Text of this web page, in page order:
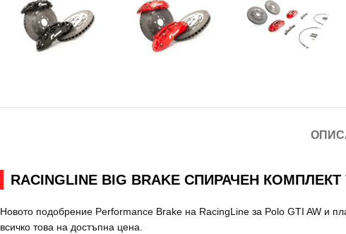
RACINGLINE BIG BRAKE СПИРАЧЕН КОМПЛЕКТ
Новото подобрение Performance Brake на RacingLine за Polo GTI AW и
всичко това на достъпна цена.